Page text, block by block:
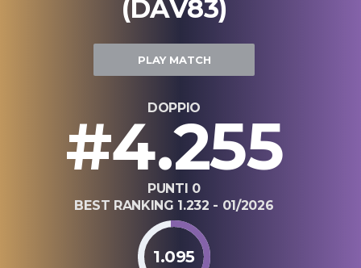
(DAV83)
PLAY MATCH
DOPPIO
#4.255
PUNTI 0
BEST RANKING 1.232 - 01/2026
1.095